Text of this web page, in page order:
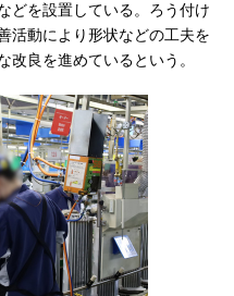
どを設置している。ろう付け
活動により形状などの工夫を
改良を進めているという。